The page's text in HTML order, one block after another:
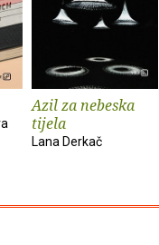
Azil za nebeska
tijela
Lana Derkač